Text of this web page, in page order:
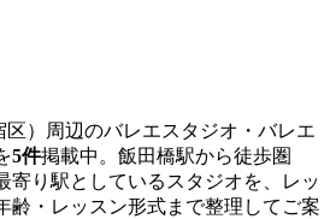
区）周辺のバレエスタジオ・バレエ
5件掲載中。 飯田橋駅から徒歩圏
寄り駅としているスタジオを、レッ
齢・レッスン形式まで整理してご案